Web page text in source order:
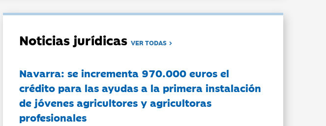
Noticias jurídicasVER TODAS
Navarra: se incrementa 970.000 euros el
crédito para las ayudas a la primera instalación
de jóvenes agricultores y agricultoras
profesionales